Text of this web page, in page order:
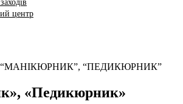
центр
“МАНІКЮРНИК”, “ПЕДИКЮРНИК”
«Педикюрник»